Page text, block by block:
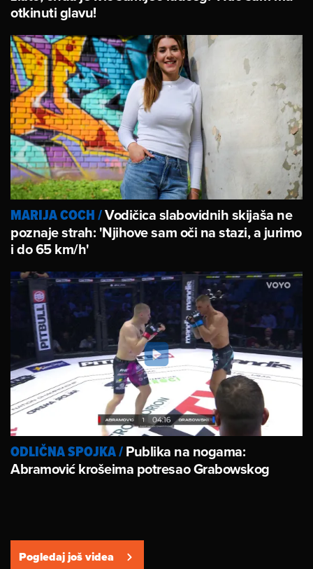
otkinuti glavu!
MARIJA COCH/Vodičica slabovidnih skijaša ne
poznaje strah: 'Njihove sam oči na stazi, a jurimo
i do 65 km/h'
ODLIČNA SPOJKA/Publika na nogama:
Abramović krošeima potresao Grabowskog
Pogledaj još videa